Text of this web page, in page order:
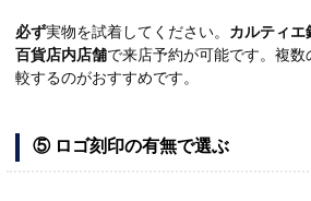
必ず実物を試着してください。 カルティエ
百貨店内店舗で来店予約が可能です。複
較するのがおすすめです。
⑤ ロゴ刻印の有無で選ぶ